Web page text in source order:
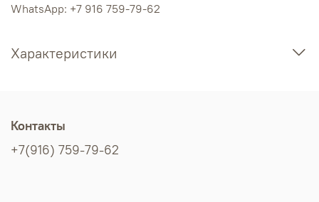
WhatsApp: +7 916 759-79-62
Характеристики
Контакты
+7(916) 759-79-62